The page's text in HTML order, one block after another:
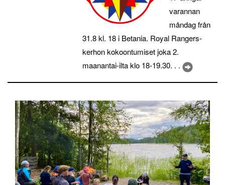
varannan
måndag från
31.8 kl. 18 i Betania. Royal Rangers-
kerhon kokoontumiset joka 2.
maanantai-ilta klo 18-19.30. . .